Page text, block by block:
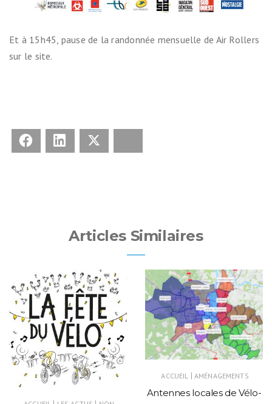
Et à 15h45, pause de la randonnée mensuelle de Air Rollers
sur le site.
Facebook LinkedIn
Articles Similaires
ACCUEIL AMÉNAGEMENTS
Antennes locales de Vélo-